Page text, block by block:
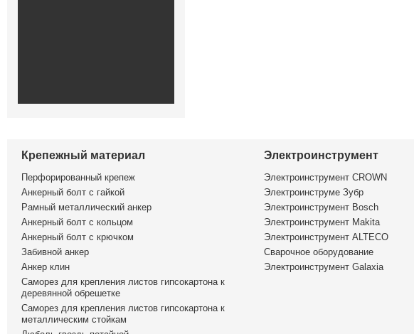
Крепежный материал
Перфорированный крепеж
Анкерный болт с гайкой
Рамный металлический анкер
Анкерный болт с кольцом
Анкерный болт с крючком
Забивной анкер
Анкер клин
Саморез для крепления листов гипсокартона к
деревянной обрешетке
Саморез для крепления листов гипсокартона к
металлическим стойкам
Электроинструмент
Электроинструмент CROWN
Электроинструме Зубр
Электроинструмент Bosch
Электроинструмент Makita
Электроинструмент ALTECO
Сварочное оборудование
Электроинструмент Galaxia